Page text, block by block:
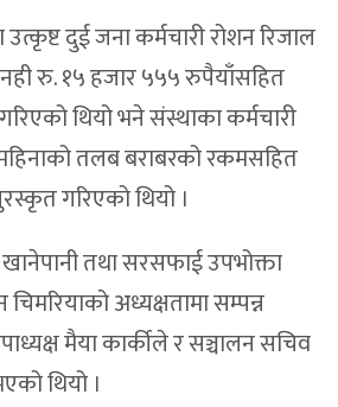
दुई जना कर्मचारी रोशन रिजाल
रु. १५ हजार ५५५ रुपैयाँसहित
गरिएको थियो भने संस्थाका कर्मचारी
तलब बराबरको रकमसहित
गरिएको थियो ।
तथा सरसफाई उपभोक्ता
अध्यक्षतामा सम्पन्न
मैया कार्कीले र सञ्चालन सचिव
थियो ।